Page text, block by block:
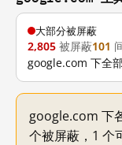
大部分被屏蔽
2,805 被屏蔽101
google.com 下全
google.com 下
个被屏蔽，1 个